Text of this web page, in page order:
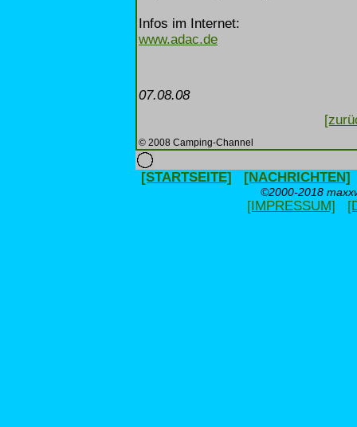
Infos im Internet:
www.adac.de
07.08.08
© 2008 Camping-Channel
[STARTSEITE] [NACHRICHTEN]
©2000-2018
[IMPRESSUM]